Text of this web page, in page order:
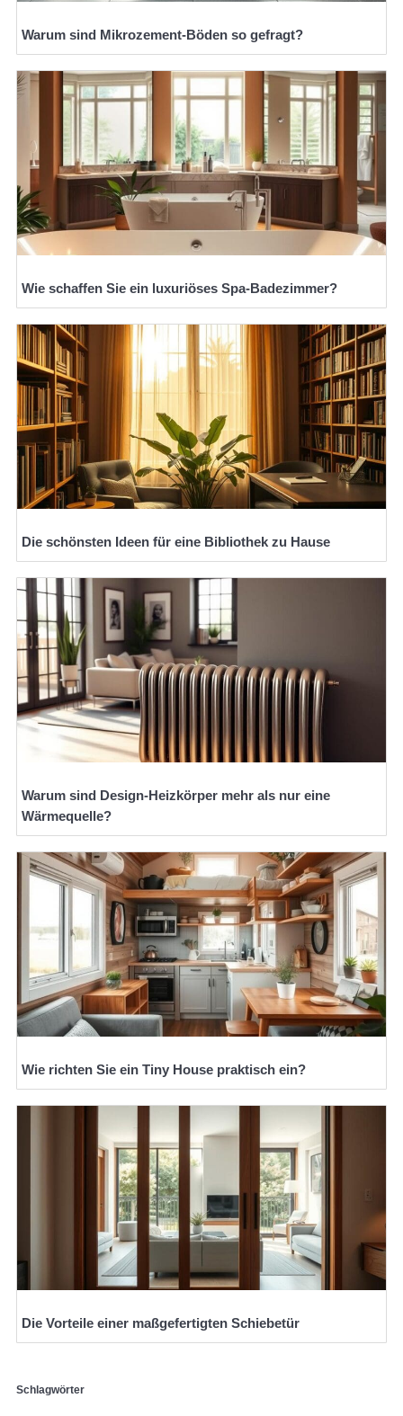
Warum sind Mikrozement-Böden so gefragt?
Wie schaffen Sie ein luxuriöses Spa-Badezimmer?
Die schönsten Ideen für eine Bibliothek zu Hause
Warum sind Design-Heizkörper mehr als nur eine
Wärmequelle?
Wie richten Sie ein Tiny House praktisch ein?
Die Vorteile einer maßgefertigten Schiebetür
Schlagwörter